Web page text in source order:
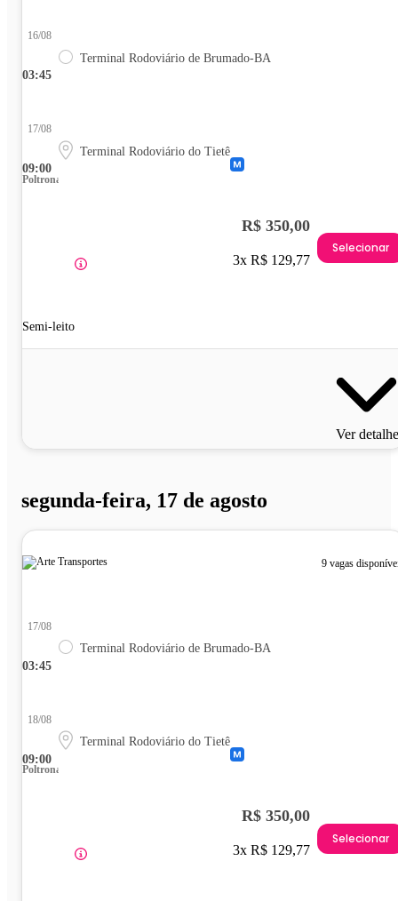
03:45
16/08
Terminal Rodoviário de Brumado-BA
09:00
17/08
Terminal Rodoviário do Tietê
Poltrona
Semi-leito
R$ 350,00
3x R$ 129,77
Selecionar
Ver
segunda-feira, 17 de agosto
9 vagas
03:45
17/08
Terminal Rodoviário de Brumado-BA
09:00
18/08
Terminal Rodoviário do Tietê
Poltrona
R$ 350,00
3x R$ 129,77
Selecionar